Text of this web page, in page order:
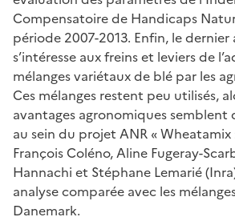
Compensatoire de Handicaps
période 2007-2013. Enfin, le
s’intéresse aux freins et leviers de
mélanges variétaux de blé par les
Ces mélanges restent peu utilisés,
avantages agronomiques semblent
au sein du projet ANR « Wheatamix
François Coléno, Aline Fugeray-
Hannachi et Stéphane Lemarié
analyse comparée avec les
Danemark.